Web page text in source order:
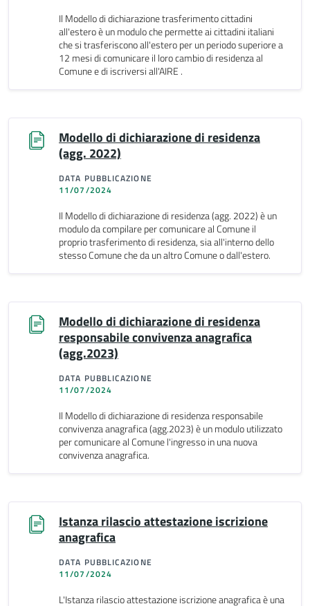
Il Modello di dichiarazione trasferimento cittadini
all'estero è un modulo che permette ai cittadini italiani
che si trasferiscono all'estero per un periodo superiore a
12 mesi di comunicare il loro cambio di residenza al
Comune e di iscriversi all'AIRE .
Modello di dichiarazione di residenza
(agg. 2022)
DATA PUBBLICAZIONE
11/07/2024
Il Modello di dichiarazione di residenza (agg. 2022) è un
modulo da compilare per comunicare al Comune il
proprio trasferimento di residenza, sia all'interno dello
stesso Comune che da un altro Comune o dall'estero.
Modello di dichiarazione di residenza
responsabile convivenza anagrafica
(agg.2023)
DATA PUBBLICAZIONE
11/07/2024
Il Modello di dichiarazione di residenza responsabile
convivenza anagrafica (agg.2023) è un modulo utilizzato
per comunicare al Comune l'ingresso in una nuova
convivenza anagrafica.
Istanza rilascio attestazione iscrizione
anagrafica
DATA PUBBLICAZIONE
11/07/2024
L'Istanza rilascio attestazione iscrizione anagrafica è una